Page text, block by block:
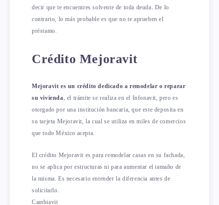
decir que te encuentres solvente de toda deuda. De lo
contrario, lo más probable es que no te aprueben el
préstamo.
Crédito Mejoravit
Mejoravit es un crédito dedicado a remodelar o reparar
su vivienda, el trámite se realiza en el Infonavit, pero es
otorgado por una institución bancaria, que este deposita en
su tarjeta Mejoravit, la cual se utiliza en miles de comercios
que todo México acepta.
El crédito Mejoravit es para remodelar casas en su fachada,
no se aplica por estructuras ni para aumentar el tamaño de
la misma. Es necesario entender la diferencia antes de
solicitarlo.
Cambiavit